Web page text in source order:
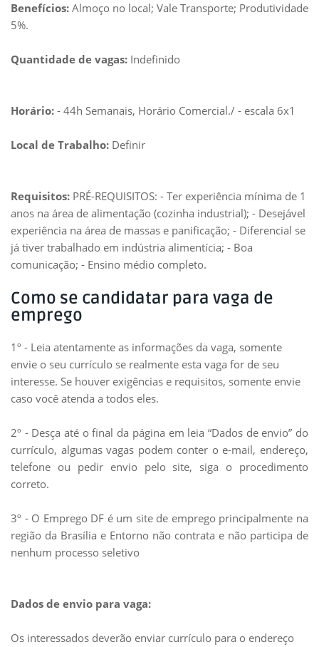
Benefícios: Almoço no local; Vale Transporte; Produtividade
5%.
Quantidade de vagas: Indefinido
Horário: - 44h Semanais, Horário Comercial./ - escala 6x1
Local de Trabalho: Definir
Requisitos: PRÉ-REQUISITOS: - Ter experiência mínima de 1
anos na área de alimentação (cozinha industrial); - Desejável
experiência na área de massas e panificação; - Diferencial se
já tiver trabalhado em indústria alimentícia; - Boa
comunicação; - Ensino médio completo.
Como se candidatar para vaga de
emprego
1º - Leia atentamente as informações da vaga, somente
envie o seu currículo se realmente esta vaga for de seu
interesse. Se houver exigências e requisitos, somente envie
caso você atenda a todos eles.
2º - Desça até o final da página em leia “Dados de envio” do
currículo, algumas vagas podem conter o e-mail, endereço,
telefone ou pedir envio pelo site, siga o procedimento
correto.
3º - O Emprego DF é um site de emprego principalmente na
região da Brasília e Entorno não contrata e não participa de
nenhum processo seletivo
Dados de envio para vaga:
Os interessados deverão enviar currículo para o endereço